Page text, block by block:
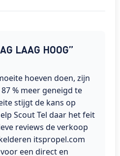
LAAG HOOG”
hoeven doen, zijn
% meer geneigd te
stijgt de kans op
Scout Tel daar het feit
reviews de verkoop
itspropel.com
een direct en